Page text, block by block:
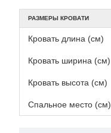
РАЗМЕРЫ КРОВАТИ
Кровать длина (см)
Кровать ширина (см)
Кровать высота (см)
Спальное место (см)